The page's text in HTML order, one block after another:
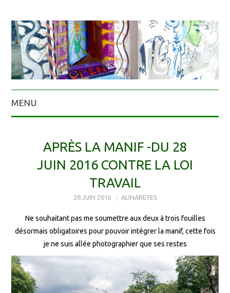
MENU
APRÈS LA MANIF -DU 28
JUIN 2016 CONTRE LA LOI
TRAVAIL
28 JUIN 2016 ALINAREYES
Ne souhaitant pas me soumettre aux deux à trois fouilles
désormais obligatoires pour pouvoir intégrer la manif, cette fois
je ne suis allée photographier que ses restes